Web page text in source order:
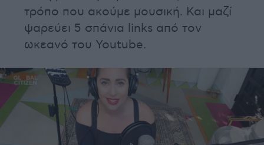
τρόπο που ακούμε μουσική. Και μαζί
ψαρεύει 5 σπάνια links από τον
ωκεανό του Youtube.